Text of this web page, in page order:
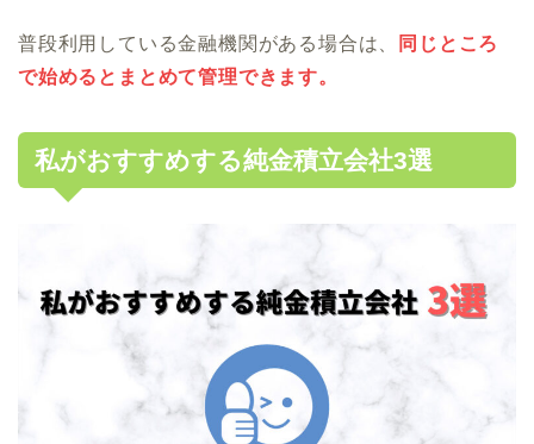
普段利用している金融機関がある場合は、
同じところ
で始めるとまとめて管理できます。
私がおすすめする純金積立会社3選